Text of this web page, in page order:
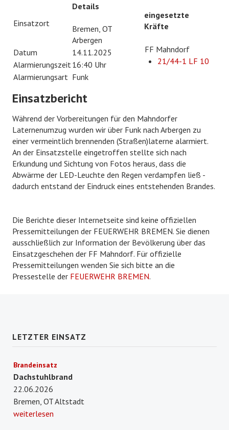
EHRENABTEILUNG
NOTRUF 112
Einsatzort
Details
Bremen, OT
Arbergen
Datum
14.11.2025
Alarmierungszeit 16:40 Uhr
Alarmierungsart Funk
eingesetzte
Kräfte
FF Mahndorf
21/44-1 LF 10
Einsatzbericht
Während der Vorbereitungen für den Mahndorfer
Laternenumzug wurden wir über Funk nach Arbergen zu
einer vermeintlich brennenden (Straßen)laterne alarmiert.
An der Einsatzstelle eingetroffen stellte sich nach
Erkundung und Sichtung von Fotos heraus, dass die
Abwärme der LED-Leuchte den Regen verdampfen ließ -
dadurch entstand der Eindruck eines entstehenden Brandes.
Die Berichte dieser Internetseite sind keine offiziellen
Pressemitteilungen der FEUERWEHR BREMEN. Sie dienen
ausschließlich zur Information der Bevölkerung über das
Einsatzgeschehen der FF Mahndorf. Für offizielle
Pressemitteilungen wenden Sie sich bitte an die
Pressestelle der FEUERWEHR BREMEN.
LETZTER EINSATZ
Brandeinsatz
Dachstuhlbrand
22.06.2026
Bremen, OT Altstadt
weiterlesen